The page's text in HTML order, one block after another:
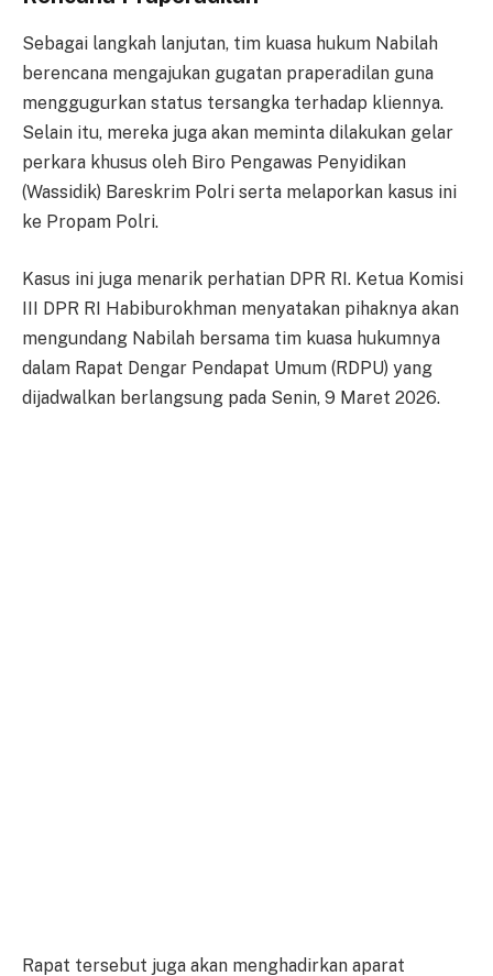
Sebagai langkah lanjutan, tim kuasa hukum Nabilah
berencana mengajukan gugatan praperadilan guna
menggugurkan status tersangka terhadap kliennya.
Selain itu, mereka juga akan meminta dilakukan gelar
perkara khusus oleh Biro Pengawas Penyidikan
(Wassidik) Bareskrim Polri serta melaporkan kasus ini
ke Propam Polri.
Kasus ini juga menarik perhatian DPR RI. Ketua Komisi
III DPR RI Habiburokhman menyatakan pihaknya akan
mengundang Nabilah bersama tim kuasa hukumnya
dalam Rapat Dengar Pendapat Umum (RDPU) yang
dijadwalkan berlangsung pada Senin, 9 Maret 2026.
Rapat tersebut juga akan menghadirkan aparat